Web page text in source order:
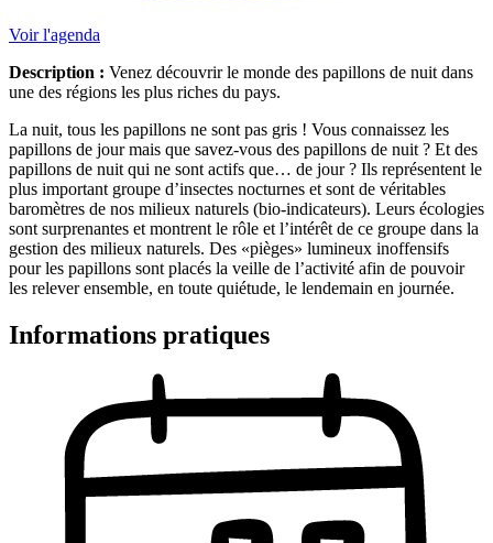
Voir l'agenda
Description : Venez découvrir le monde des papillons de nuit dans
une des régions les plus riches du pays.
La nuit, tous les papillons ne sont pas gris ! Vous connaissez les
papillons de jour mais que savez-vous des papillons de nuit ? Et des
papillons de nuit qui ne sont actifs que… de jour ? Ils représentent le
plus important groupe d’insectes nocturnes et sont de véritables
baromètres de nos milieux naturels (bio-indicateurs). Leurs écologies
sont surprenantes et montrent le rôle et l’intérêt de ce groupe dans la
gestion des milieux naturels. Des «pièges» lumineux inoffensifs
pour les papillons sont placés la veille de l’activité afin de pouvoir
les relever ensemble, en toute quiétude, le lendemain en journée.
Informations pratiques